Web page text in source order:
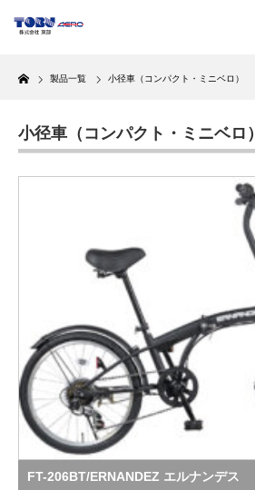
Home
製品一覧 小径車（コンパクト・ミニベロ）
小径車（コンパクト・ミニベロ）
FT-206BT/ERNANDEZ エルナンデス